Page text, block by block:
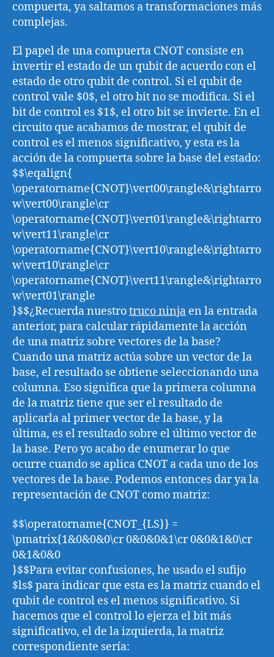
compuerta, ya saltamos a transformaciones más
complejas.
El papel de una compuerta CNOT consiste en
invertir el estado de un qubit de acuerdo con el
estado de otro qubit de control. Si el qubit de
control vale $0$, el otro bit no se modifica. Si el
bit de control es $1$, el otro bit se invierte. En el
circuito que acabamos de mostrar, el qubit de
control es el menos significativo, y esta es la
acción de la compuerta sobre la base del estado:
$$\eqalign{
\operatorname{CNOT}\vert00\rangle&\rightarro
w\vert00\rangle\cr
\operatorname{CNOT}\vert01\rangle&\rightarro
w\vert11\rangle\cr
\operatorname{CNOT}\vert10\rangle&\rightarro
w\vert10\rangle\cr
\operatorname{CNOT}\vert11\rangle&\rightarro
w\vert01\rangle
}$$¿Recuerda nuestrotruco ninja en la entrada
anterior, para calcular rápidamente la acción
de una matriz sobre vectores de la base?
Cuando una matriz actúa sobre un vector de la
base, el resultado se obtiene seleccionando una
columna. Eso significa que la primera columna
de la matriz tiene que ser el resultado de
aplicarla al primer vector de la base, y la
última, es el resultado sobre el último vector de
la base. Pero yo acabo de enumerar lo que
ocurre cuando se aplica CNOT a cada uno de los
vectores de la base. Podemos entonces dar ya la
representación de CNOT como matriz:
$$\operatorname{CNOT_{LS}} =
\pmatrix{1&0&0&0\cr 0&0&0&1\cr 0&0&1&0\cr
0&1&0&0
}$$Para evitar confusiones, he usado el sufijo
$ls$ para indicar que esta es la matriz cuando el
qubit de control es el menos significativo. Si
hacemos que el control lo ejerza el bit más
significativo, el de la izquierda, la matriz
correspondiente sería: